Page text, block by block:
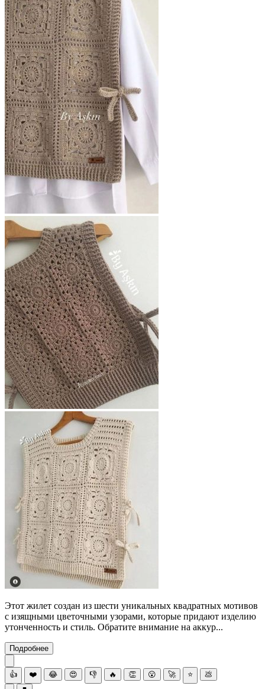
Этот жилет создан из шести уникальных квадратных мотивов
с изящными цветочными узорами, которые придают изделию
утонченность и стиль. Обратите внимание на аккур...
Подробнее
👍 ❤️ 😂 😍 👎 🔥 👏 😮 🚀 ⭐ 💩